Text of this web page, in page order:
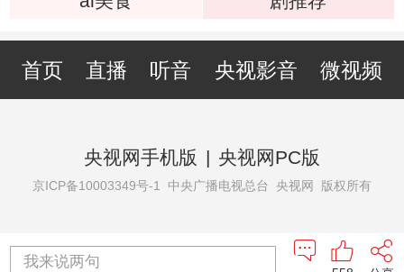
首页 直播 听音 央视影音 微视频
央视网手机版 | 央视网PC版
京ICP备10003349号-1 中央广播电视总台 央视网 版权所有
我来说两句